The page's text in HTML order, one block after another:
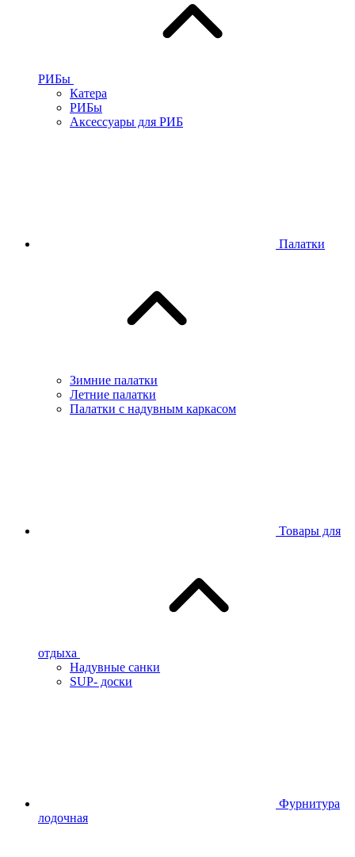
РИБы
Катера
РИБы
Аксессуары для РИБ
Палатки
Зимние палатки
Летние палатки
Палатки с надувным каркасом
Товары для
отдыха
Надувные санки
SUP- доски
Фурнитура
лодочная